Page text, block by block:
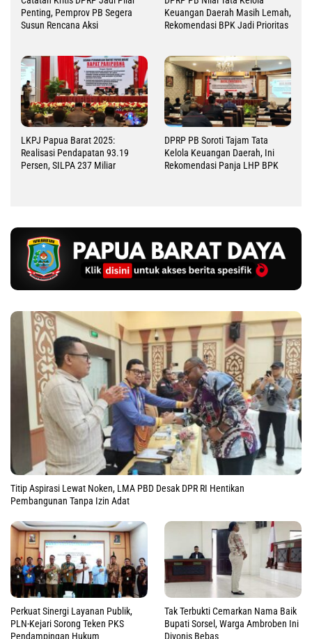
Penting, Pemprov PB Segera
Susun Rencana Aksi
Keuangan Daerah Masih Lemah,
Rekomendasi BPK Jadi Prioritas
LKPJ Papua Barat 2025:
Realisasi Pendapatan 93.19
Persen, SILPA 237 Miliar
DPRP PB Soroti Tajam Tata
Kelola Keuangan Daerah, Ini
Rekomendasi Panja LHP BPK
Titip Aspirasi Lewat Noken, LMA PBD Desak DPR RI Hentikan
Pembangunan Tanpa Izin Adat
Perkuat Sinergi Layanan Publik,
PLN-Kejari Sorong Teken PKS
Pendampingan Hukum
Tak Terbukti Cemarkan Nama Baik
Bupati Sorsel, Warga Ambroben Ini
Divonis Bebas